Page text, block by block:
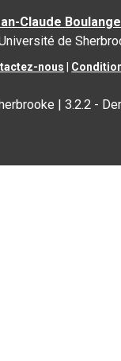
Claude
de
nous
|3.2.2 -